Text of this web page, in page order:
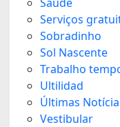
Serviços
Sobradinho
Sol Nascente
Trabalho
Ultilidad
Últimas
Vestibular